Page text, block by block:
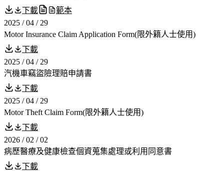
下載
範本
2025 / 04 / 29
Motor Insurance Claim Application Form(限外籍人士使用)
下載
2025 / 04 / 29
汽機車竊盜險理賠申請書
下載
2025 / 04 / 29
Motor Theft Claim Form(限外籍人士使用)
下載
2026 / 02 / 02
病歷醫療及健康檢查個資蒐集處理或利用同意書
下載